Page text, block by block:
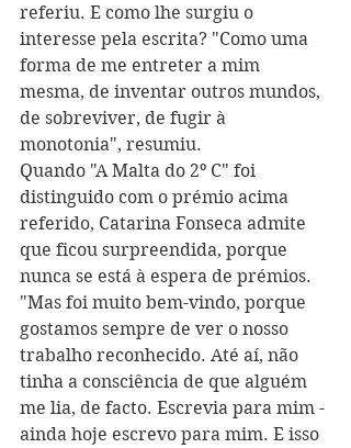
referiu. E como lhe surgiu o
interesse pela escrita? "Como uma
forma de me entreter a mim
mesma, de inventar outros mundos,
de sobreviver, de fugir à
monotonia", resumiu.
Quando "A Malta do 2º C" foi
distinguido com o prémio acima
referido, Catarina Fonseca admite
que ficou surpreendida, porque
nunca se está à espera de prémios.
"Mas foi muito bem-vindo, porque
gostamos sempre de ver o nosso
trabalho reconhecido. Até aí, não
tinha a consciência de que alguém
me lia, de facto. Escrevia para mim -
ainda hoje escrevo para mim. E isso